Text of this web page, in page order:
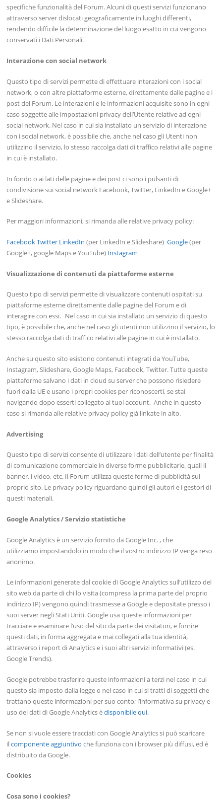
specifiche funzionalità del Forum. Alcuni di questi servizi funzionano
attraverso server dislocati geograficamente in luoghi differenti,
rendendo difficile la determinazione del luogo esatto in cui vengono
conservati i Dati Personali.
Interazione con social network
Questo tipo di servizi permette di effettuare interazioni con i social
network, o con altre piattaforme esterne, direttamente dalle pagine e i
post del Forum. Le interazioni e le informazioni acquisite sono in ogni
caso soggette alle impostazioni privacy dell’Utente relative ad ogni
social network. Nel caso in cui sia installato un servizio di interazione
con i social network, è possibile che, anche nel caso gli Utenti non
utilizzino il servizio, lo stesso raccolga dati di traffico relativi alle pagine
in cui è installato.
In fondo o ai lati delle pagine e dei post ci sono i pulsanti di
condivisione sui social network Facebook, Twitter, LinkedIn e Google+
e Slideshare.
Per maggiori informazioni, si rimanda alle relative privacy policy:
FacebookTwitter LinkedIn (per LinkedIn e Slideshare)Google(per
Google+, google Maps e YouTube) Instagram
Visualizzazione di contenuti da piattaforme esterne
Questo tipo di servizi permette di visualizzare contenuti ospitati su
piattaforme esterne direttamente dalle pagine del Forum e di
interagire con essi. Nel caso in cui sia installato un servizio di questo
tipo, è possibile che, anche nel caso gli utenti non utilizzino il servizio, lo
stesso raccolga dati di traffico relativi alle pagine in cui è installato.
Anche su questo sito esistono contenuti integrati da YouTube,
Instagram, Slideshare, Google Maps, Facebook, Twitter. Tutte queste
piattaforme salvano i dati in cloud su server che possono risiedere
fuori dalla UE e usano i propri cookies per riconoscerti, se stai
navigando dopo esserti collegato ai tuoi account. Anche in questo
caso si rimanda alle relative privacy policy già linkate in alto.
Advertising
Questo tipo di servizi consente di utilizzare i dati dell’utente per finalità
di comunicazione commerciale in diverse forme pubblicitarie, quali il
banner, i video, etc. Il Forum utilizza queste forme di pubblicità sul
proprio sito. Le privacy policy riguardano quindi gli autori e i gestori di
questi materiali.
Google Analytics / Servizio statistiche
Google Analytics è un servizio fornito da Google Inc. , che
utilizziamo impostandolo in modo che il vostro indirizzo IP venga reso
anonimo.
Le informazioni generate dal cookie di Google Analytics sull’utilizzo del
sito web da parte di chi lo visita (compresa la prima parte del proprio
indirizzo IP) vengono quindi trasmesse a Google e depositate presso i
suoi server negli Stati Uniti. Google usa queste informazioni per
tracciare e esaminare l’uso del sito da parte dei visitatori, e fornire
questi dati, in forma aggregata e mai collegati alla tua identità,
attraverso i report di Analytics e i suoi altri servizi informativi (es.
Google Trends).
Google potrebbe trasferire queste informazioni a terzi nel caso in cui
questo sia imposto dalla legge o nel caso in cui si tratti di soggetti che
trattano queste informazioni per suo conto; l’informativa su privacy e
uso dei dati di Google Analytics èdisponibile qui.
Se non si vuole essere tracciati con Google Analytics si può scaricare
ilcomponente aggiuntivo che funziona con i browser più diffusi, ed è
distribuito da Google.
Cookies
Cosa sono i cookies?